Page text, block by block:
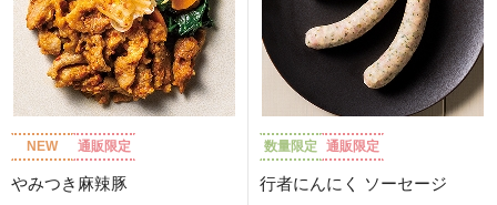
NEW 通販限定
やみつき麻辣豚
数量限定 通販限定
行者にんにく ソーセージ